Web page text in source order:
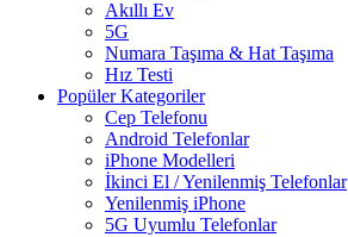
Akıllı Ev
5G
Numara Taşıma & Hat Taşıma
Hız Testi
Popüler Kategoriler
Cep Telefonu
Android Telefonlar
iPhone Modelleri
İkinci El / Yenilenmiş Telefonlar
Yenilenmiş iPhone
5G Uyumlu Telefonlar